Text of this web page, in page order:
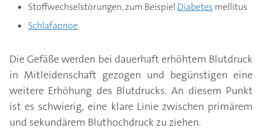
Stoffwechselstörungen, zum Beispiel Diabetes mellitus
Schlafapnoe
Die Gefäße werden bei dauerhaft erhöhtem Blutdruck
in Mitleidenschaft gezogen und begünstigen eine
weitere Erhöhung des Blutdrucks. An diesem Punkt
ist es schwierig, eine klare Linie zwischen primärem
und sekundärem Bluthochdruck zu ziehen.